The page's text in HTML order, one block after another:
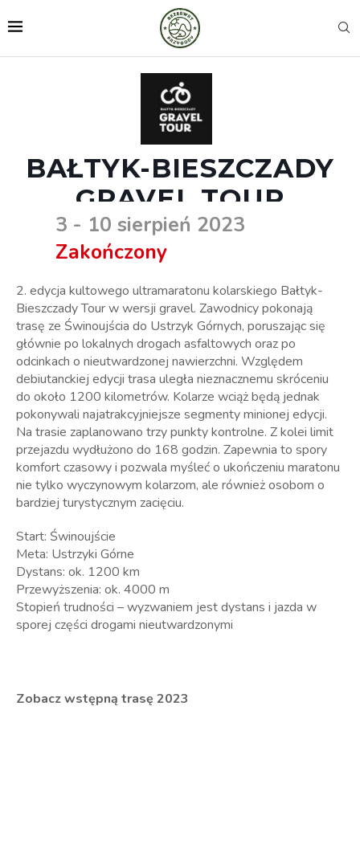
BAŁTYK-BIESZCZADY
GRAVEL TOUR
3 - 10 sierpień 2023
Zakończony
2. edycja kultowego ultramaratonu kolarskiego Bałtyk-
Bieszczady Tour w wersji gravel. Zawodnicy pokonają
trasę ze Świnoujścia do Ustrzyk Górnych, poruszając się
głównie po lokalnych drogach asfaltowych oraz po
odcinkach o nieutwardzonej nawierzchni. Względem
debiutanckiej edycji trasa uległa nieznacznemu skróceniu
do około 1200 kilometrów. Kolarze wciąż będą jednak
pokonywali najatrakcyjniejsze segmenty minionej edycji.
Na trasie zaplanowano trzy punkty kontrolne. Z kolei limit
przejazdu wydłużono do 168 godzin. Zapewnia to spory
komfort czasowy i pozwala myśleć o ukończeniu maratonu
nie tylko wyczynowym kolarzom, ale również osobom o
bardziej turystycznym zacięciu.
Start: Świnoujście
Meta: Ustrzyki Górne
Dystans: ok. 1200 km
Przewyższenia: ok. 4000 m
Stopień trudności – wyzwaniem jest dystans i jazda w
sporej części drogami nieutwardzonymi
Zobacz wstępną trasę 2023